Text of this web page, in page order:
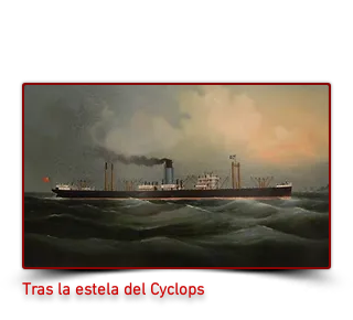
Tras la estela del Cyclops